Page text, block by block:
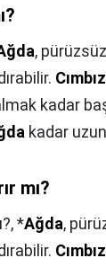
,
Cımbız
kadar
kadar
mı?
*Ağda,
Cımbız